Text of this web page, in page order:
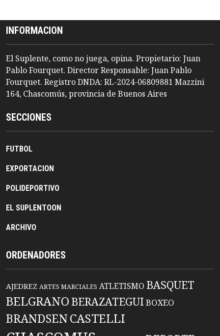
INFORMACION
El Suplente, como no juega, opina. Propietario: Juan
Pablo Fourquet. Director Responsable: Juan Pablo
Fourquet. Registro DNDA: RL-2024-06809881 Mazzini
164, Chascomús, provincia de Buenos Aires
SECCIONES
FUTBOL
EXPORTACION
POLIDEPORTIVO
EL SUPLENTOON
ARCHIVO
ORDENADORES
AJEDREZ ARTES MARCIALES ATLETISMO BASQUET
BELGRANO BERAZATEGUIBOXEO
BRANDSENCASTELLI